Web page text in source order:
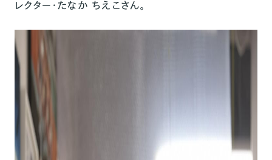
レクター・たなか ちえこさん。